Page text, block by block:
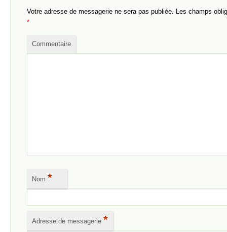
Votre adresse de messagerie ne sera pas publiée. Les champs
*
Commentaire
Nom *
Adresse de messagerie *